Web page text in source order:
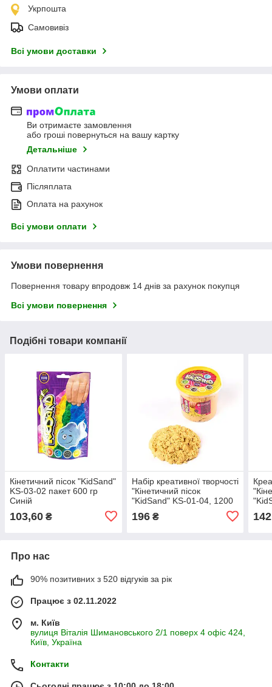
Укрпошта
Самовивіз
Всі умови доставки
Умови оплати
Ви отримаєте замовлення
або гроші повернуться на вашу картку
Детальніше
Оплатити частинами
Післяплата
Оплата на рахунок
Всі умови оплати
Умови повернення
Повернення товару впродовж 14 днів за рахунок покупця
Всі умови повернення
Подібні товари компанії
Кінетичний пісок "KidSand"
KS-03-02 пакет 600 гр
Синій
103,60 ₴
Набір креативної творчості
"Кінетичний пісок
"KidSand" KS-01-04, 1200
196₴
Про нас
90% позитивних з 520 відгуків за рік
Працює з 02.11.2022
м. Київ
вулиця Віталія Шимановського 2/1 поверх 4 офіс 424,
Київ, Україна
Контакти